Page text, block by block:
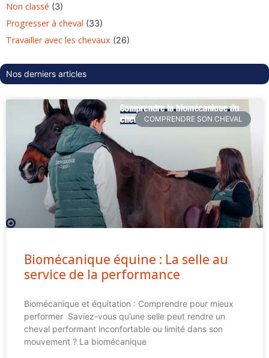
Non classé (3)
Progresser à cheval (33)
Travailler avec les chevaux (26)
Nos derniers articles
COMPRENDRE SON CHEVAL
Biomécanique équine : La selle au
service de la performance
Biomécanique et équitation : Comprendre pour mieux
performer Saviez-vous qu’une selle peut rendre un
cheval performant inconfortable ou limité dans son
mouvement ? La biomécanique